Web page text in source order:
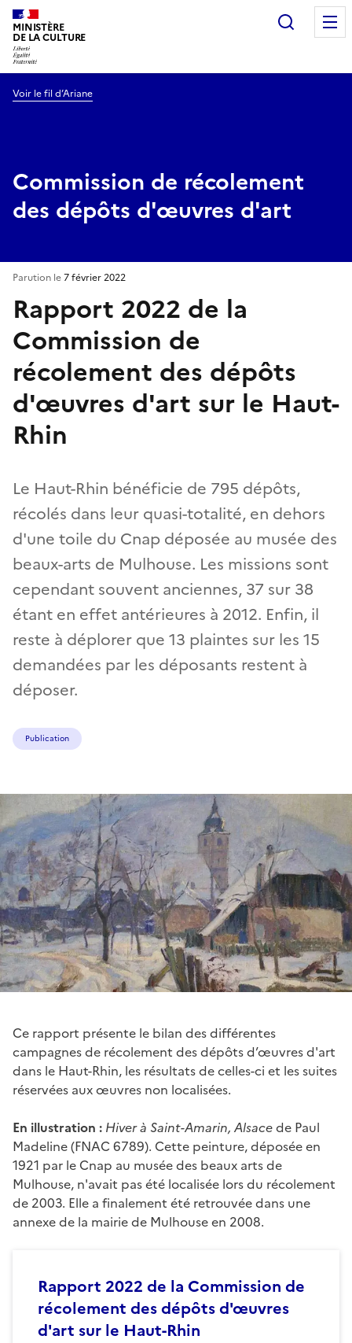
MINISTÈRE
DE LA CULTURE
Voir le fil d’Ariane
Commission de récolement
des dépôts d'œuvres d'art
Rapport 2022 de la
Commission de
récolement des dépôts
d'œuvres d'art sur le Haut-
Rhin
Le Haut-Rhin bénéficie de 795 dépôts,
récolés dans leur quasi-totalité, en dehors
d'une toile du Cnap déposée au musée des
beaux-arts de Mulhouse. Les missions sont
cependant souvent anciennes, 37 sur 38
étant en effet antérieures à 2012. Enfin, il
reste à déplorer que 13 plaintes sur les 15
demandées par les déposants restent à
déposer.
Parution le7 février 2022
Publication
Ce rapport présente le bilan des différentes
campagnes de récolement des dépôts d’œuvres d'art
dans le Haut-Rhin, les résultats de celles-ci et les suites
réservées aux œuvres non localisées.
En illustration : Hiver à Saint-Amarin, Alsacede Paul
Madeline (FNAC 6789). Cette peinture, déposée en
1921 par le Cnap au musée des beaux arts de
Mulhouse, n'avait pas été localisée lors du récolement
de 2003. Elle a finalement été retrouvée dans une
annexe de la mairie de Mulhouse en 2008.
Rapport 2022 de la Commission de
récolement des dépôts d'œuvres
d'art sur le Haut-Rhin